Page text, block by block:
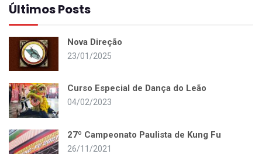
Últimos Posts
Nova Direção
23/01/2025
Curso Especial de Dança do Leão
04/02/2023
27º Campeonato Paulista de Kung Fu
26/11/2021